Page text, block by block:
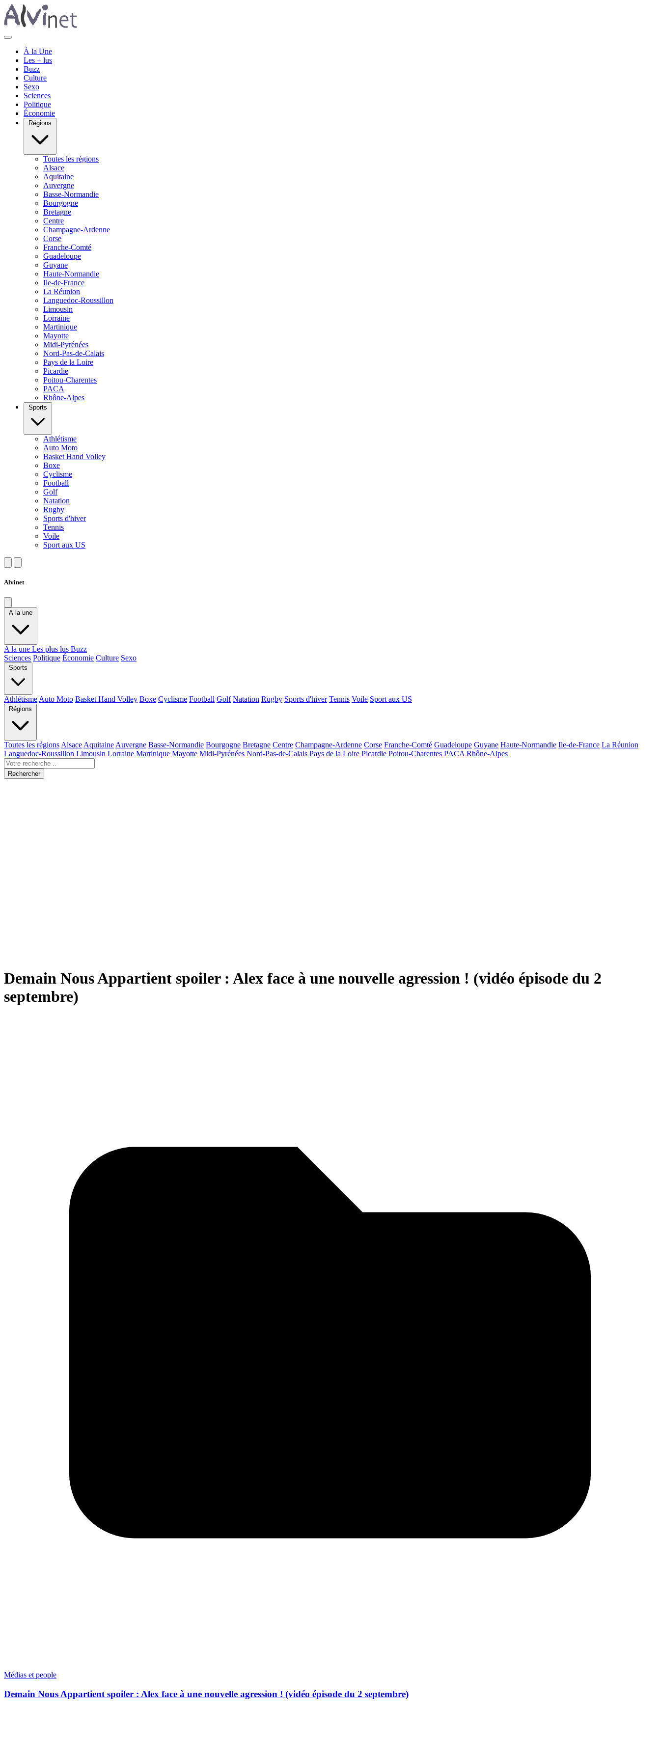
À la Une
Les + lus
Buzz
Culture
Sexo
Sciences
Politique
Économie
Régions
Toutes les régions
Alsace
Aquitaine
Auvergne
Basse-Normandie
Bourgogne
Bretagne
Centre
Champagne-Ardenne
Corse
Franche-Comté
Guadeloupe
Guyane
Haute-Normandie
Ile-de-France
La Réunion
Languedoc-Roussillon
Limousin
Lorraine
Martinique
Mayotte
Midi-Pyrénées
Nord-Pas-de-Calais
Pays de la Loire
Picardie
Poitou-Charentes
PACA
Rhône-Alpes
Sports
Athlétisme
Auto Moto
Basket Hand Volley
Boxe
Cyclisme
Football
Golf
Natation
Rugby
Sports d'hiver
Tennis
Voile
Sport aux US
Alvinet
A la une
A la une Les plus lus Buzz
Sciences Politique Économie Culture Sexo
Sports
Athlétisme Auto Moto Basket Hand Volley Boxe Cyclisme Football Golf Natation Rugby Sports d'hiver Tennis Voile Sport aux US
Régions
Toutes les régions Alsace Aquitaine Auvergne Basse-Normandie Bourgogne Bretagne Centre Champagne-Ardenne Corse Franche-Comté Guadeloupe Guyane Haute-Normandie Ile-de-France La Réunion
Languedoc-Roussillon Limousin Lorraine Martinique Mayotte Midi-Pyrénées Nord-Pas-de-Calais Pays de la Loire Picardie Poitou-Charentes PACA Rhône-Alpes
Rechercher
Demain Nous Appartient spoiler : Alex face à une nouvelle agression ! (vidéo épisode du 2
septembre)
Médias et people
Demain Nous Appartient spoiler : Alex face à une nouvelle agression ! (vidéo épisode du 2 septembre)